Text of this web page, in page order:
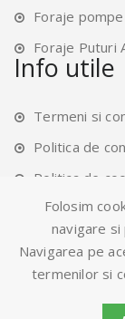
Foraje
Foraje Puturi
Info utile
Termeni si
Politica de
Politica de
Setari
Folosim
navigare
Navigarea pe
termenilor si